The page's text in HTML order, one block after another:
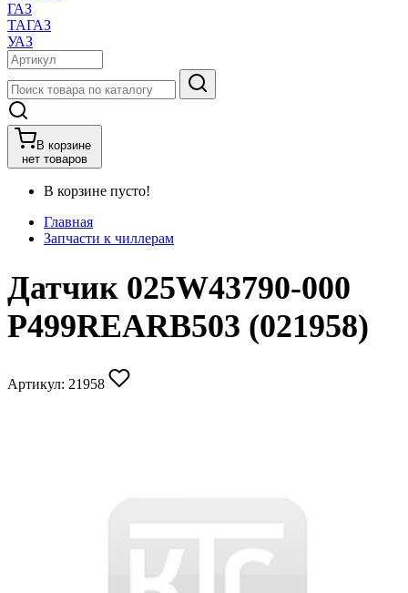
ГАЗ
ТАГАЗ
УАЗ
В корзине
нет товаров
В корзине пусто!
Главная
Запчасти к чиллерам
Датчик 025W43790-000
P499REARB503 (021958)
Артикул: 21958